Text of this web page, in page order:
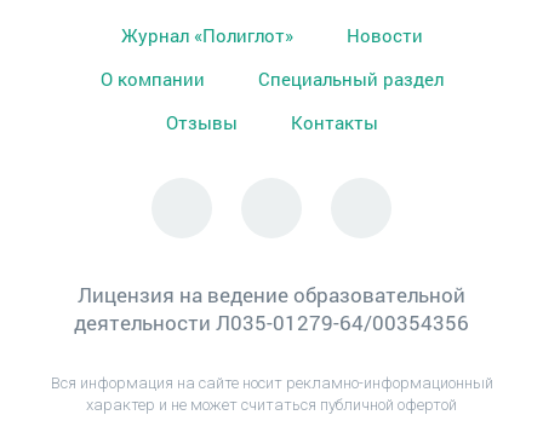
Журнал «Полиглот»
Новости
О компании
Специальный раздел
Отзывы
Контакты
Лицензия на ведение образовательной
деятельности Л035-01279-64/00354356
Вся информация на сайте носит рекламно-информационный
характер и не может считаться публичной офертой